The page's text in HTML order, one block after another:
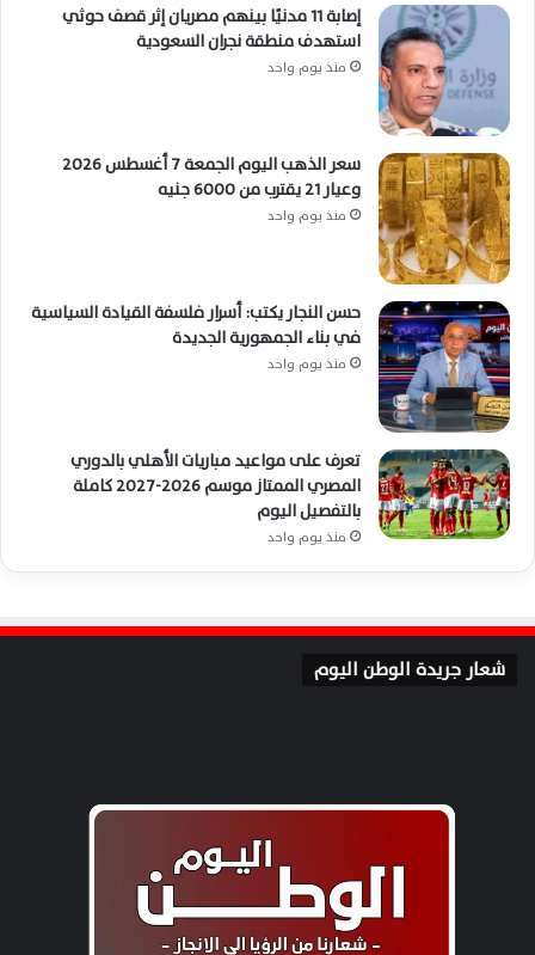
إصابة 11 مدنيًا بينهم مصريان إثر قصف حوثي
استهدف منطقة نجران السعودية
منذ يوم واحد
سعر الذهب اليوم الجمعة 7 أغسطس 2026
وعيار 21 يقترب من 6000 جنيه
منذ يوم واحد
حسن النجار يكتب: أسرار فلسفة القيادة السياسية
في بناء الجمهورية الجديدة
منذ يوم واحد
تعرف على مواعيد مباريات الأهلي بالدوري
المصري الممتاز موسم 2026-2027 كاملة
بالتفصيل اليوم
منذ يوم واحد
شعار جريدة الوطن اليوم